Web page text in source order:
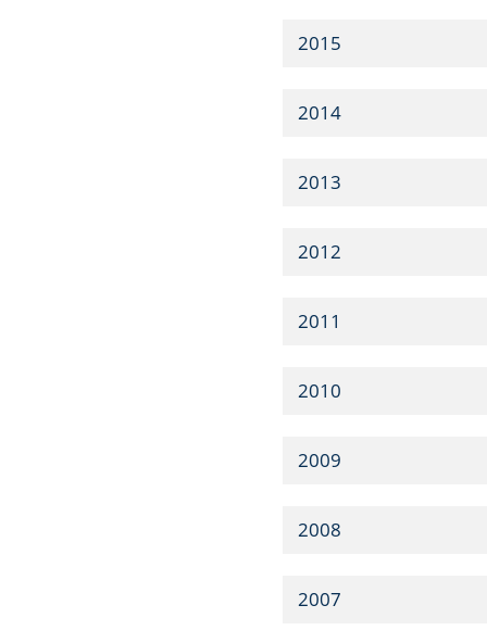
2015
2014
2013
2012
2011
2010
2009
2008
2007